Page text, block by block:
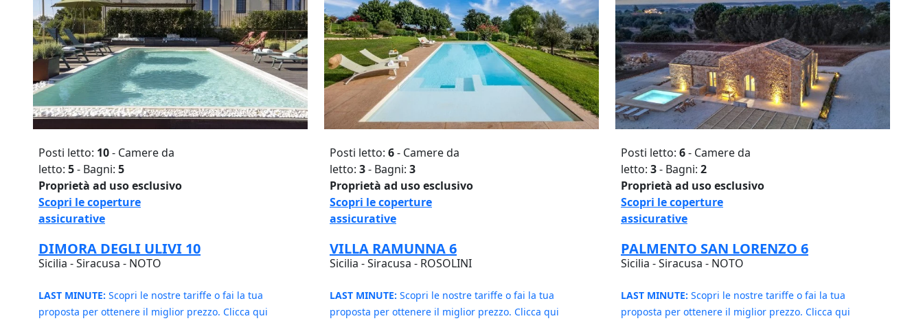
Posti letto: 10- Camere da
letto: 5- Bagni: 5
Proprietà ad uso esclusivo
Scopri le coperture
assicurative
DIMORA DEGLI ULIVI 10
Sicilia - Siracusa - NOTO
LAST MINUTE: Scopri le nostre tariffe o fai la tua
proposta per ottenere il miglior prezzo. Clicca qui
Posti letto: 6- Camere da
letto: 3- Bagni: 3
Proprietà ad uso esclusivo
Scopri le coperture
assicurative
VILLA RAMUNNA 6
Sicilia - Siracusa - ROSOLINI
LAST MINUTE: Scopri le nostre tariffe o fai la tua
proposta per ottenere il miglior prezzo. Clicca qui
Posti letto: 6- Camere da
letto: 3- Bagni: 2
Proprietà ad uso esclusivo
Scopri le coperture
assicurative
PALMENTO SAN LORENZO 6
Sicilia - Siracusa - NOTO
LAST MINUTE: Scopri le nostre tariffe o fai la tua
proposta per ottenere il miglior prezzo. Clicca qui